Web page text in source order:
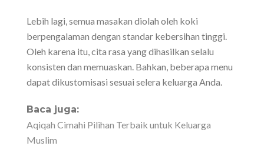
Lebih lagi, semua masakan diolah oleh koki
berpengalaman dengan standar kebersihan tinggi.
Oleh karena itu, cita rasa yang dihasilkan selalu
konsisten dan memuaskan. Bahkan, beberapa menu
dapat dikustomisasi sesuai selera keluarga Anda.
Baca juga:
Aqiqah Cimahi Pilihan Terbaik untuk Keluarga
Muslim